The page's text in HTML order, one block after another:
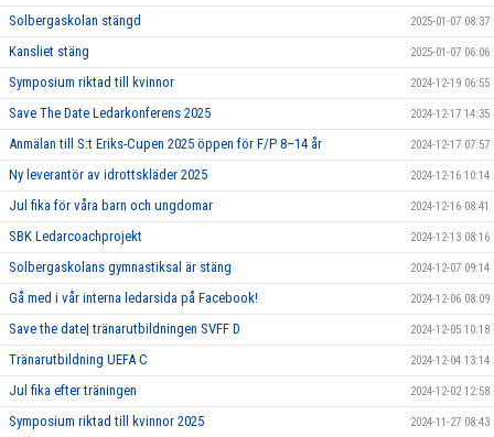
Solbergaskolan stängd 2025-01-07 08:37
Kansliet stäng 2025-01-07 06:06
Symposium riktad till kvinnor 2024-12-19 06:55
Save The Date Ledarkonferens 2025 2024-12-17 14:35
Anmälan till S:t Eriks-Cupen 2025 öppen för F/P 8–14 år 2024-12-17 07:57
Ny leverantör av idrottskläder 2025 2024-12-16 10:14
Jul fika för våra barn och ungdomar 2024-12-16 08:41
SBK Ledarcoachprojekt 2024-12-13 08:16
Solbergaskolans gymnastiksal är stäng 2024-12-07 09:14
Gå med i vår interna ledarsida på Facebook! 2024-12-06 08:09
Save the date| tränarutbildningen SVFF D 2024-12-05 10:18
Tränarutbildning UEFA C 2024-12-04 13:14
Jul fika efter träningen 2024-12-02 12:58
Symposium riktad till kvinnor 2025 2024-11-27 08:43